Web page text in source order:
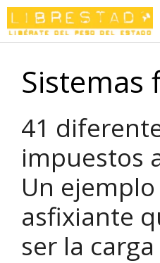
Saltar
al
contenido
Sistemas
41
impuestos
Un
asfixiante
ser la